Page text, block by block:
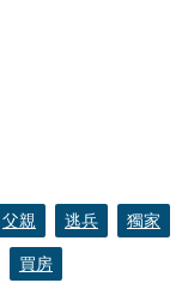
父親 逃兵
獨家
買房